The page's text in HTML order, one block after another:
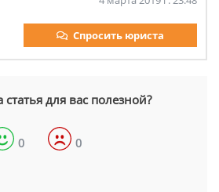
Спросить юриста
статья для вас полезной?
0 0